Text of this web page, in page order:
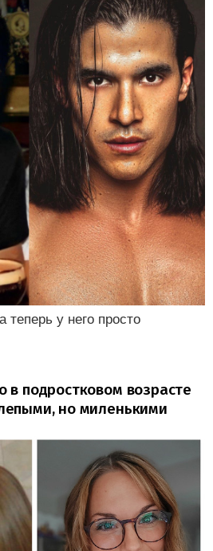
теперь у него просто
в подростковом возрасте
но миленькими